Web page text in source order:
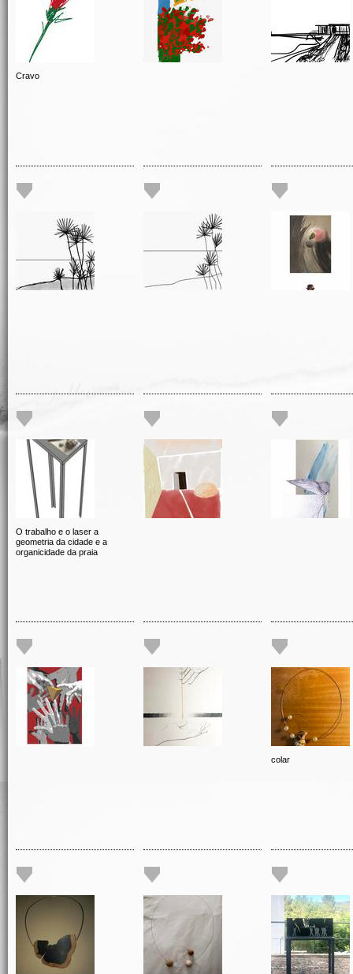
Cravo
O trabalho e o laser a
geometria da cidade e a
organicidade da praia
colar